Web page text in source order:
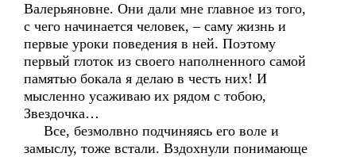
Валерьяновне. Они дали мне главное из того,
с чего начинается человек, – саму жизнь и
первые уроки поведения в ней. Поэтому
первый глоток из своего наполненного самой
памятью бокала я делаю в честь них! И
мысленно усаживаю их рядом с тобою,
Звездочка…
Все, безмолвно подчиняясь его воле и
замыслу, тоже встали. Вздохнули понимающе